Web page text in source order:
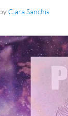
by Clara Sanchís